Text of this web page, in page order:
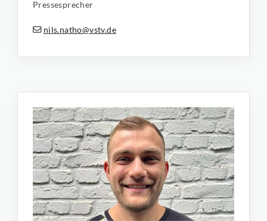
Pressesprecher
nils.natho@vstv.de